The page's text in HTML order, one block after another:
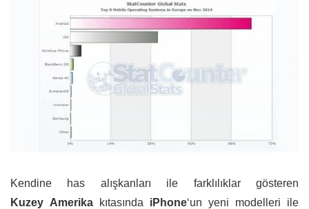
Kendine has alışkanları ile farklılıklar gösteren
Kuzey Amerika kıtasında iPhone‘un yeni modelleri ile